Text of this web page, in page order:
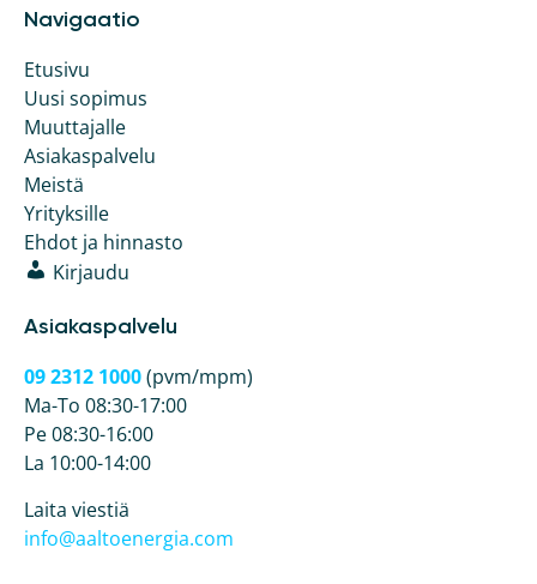
Navigaatio
Etusivu
Uusi sopimus
Muuttajalle
Asiakaspalvelu
Meistä
Yrityksille
Ehdot ja hinnasto
Kirjaudu
Asiakaspalvelu
09 2312 1000(pvm/mpm)
Ma-To 08:30-17:00
Pe 08:30-16:00
La 10:00-14:00
Laita viestiä
info@aaltoenergia.com